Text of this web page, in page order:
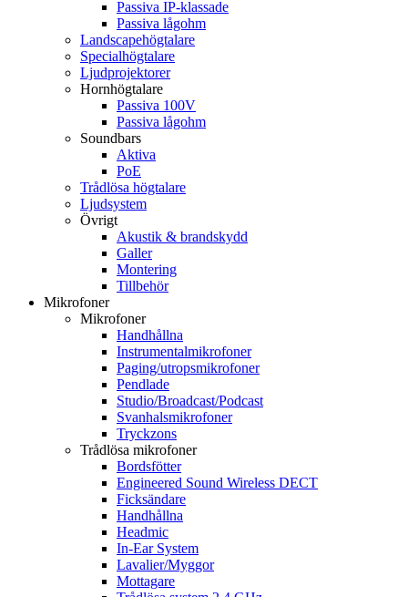
Passiva IP-klassade
Passiva lågohm
Landscapehögtalare
Specialhögtalare
Ljudprojektorer
Hornhögtalare
Passiva 100V
Passiva lågohm
Soundbars
Aktiva
PoE
Trådlösa högtalare
Ljudsystem
Övrigt
Akustik & brandskydd
Galler
Montering
Tillbehör
Mikrofoner
Mikrofoner
Handhållna
Instrumentalmikrofoner
Paging/utropsmikrofoner
Pendlade
Studio/Broadcast/Podcast
Svanhalsmikrofoner
Tryckzons
Trådlösa mikrofoner
Bordsfötter
Engineered Sound Wireless DECT
Ficksändare
Handhållna
Headmic
In-Ear System
Lavalier/Myggor
Mottagare